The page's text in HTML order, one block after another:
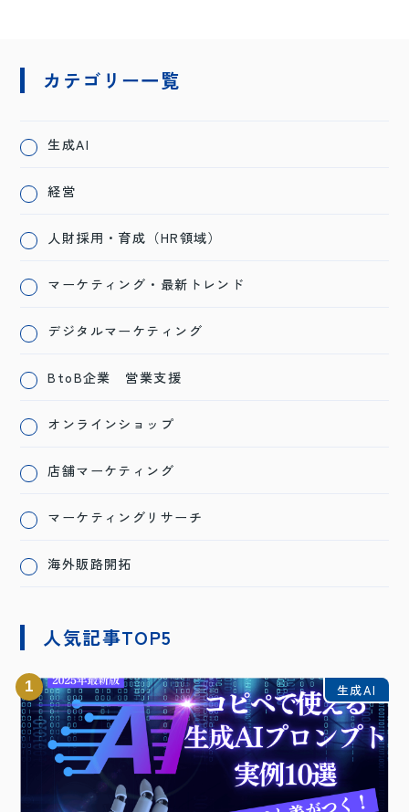
カテゴリー一覧
生成AI
経営
人財採用・育成（HR領域）
マーケティング・最新トレンド
デジタルマーケティング
BtoB企業 営業支援
オンラインショップ
店舗マーケティング
マーケティングリサーチ
海外販路開拓
人気記事TOP5
1 生成AI